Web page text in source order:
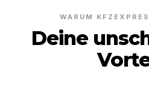
WARUM
Deine